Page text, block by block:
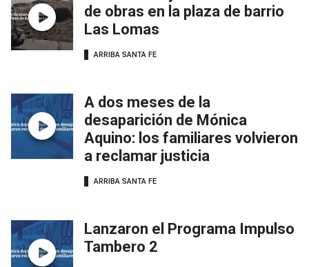
de obras en la plaza de barrio
Las Lomas
ARRIBA SANTA FE
A dos meses de la
desaparición de Mónica
Aquino: los familiares volvieron
a reclamar justicia
ARRIBA SANTA FE
Lanzaron el Programa Impulso
Tambero 2